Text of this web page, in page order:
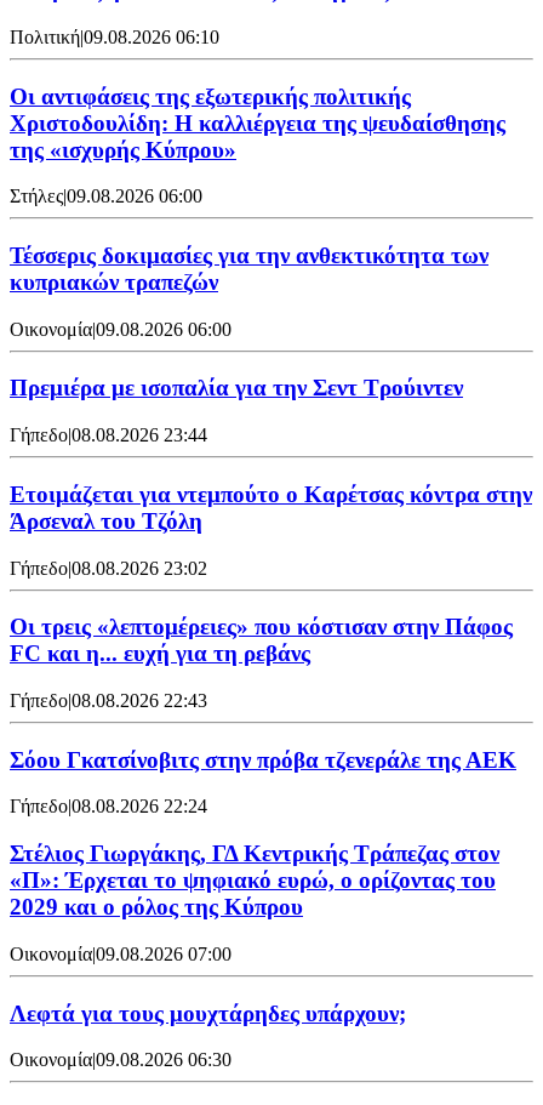
Πολιτική|09.08.2026 06:10
Οι αντιφάσεις της εξωτερικής πολιτικής
Χριστοδουλίδη: Η καλλιέργεια της ψευδαίσθησης
της «ισχυρής Κύπρου»
Στήλες|09.08.2026 06:00
Τέσσερις δοκιμασίες για την ανθεκτικότητα των
κυπριακών τραπεζών
Οικονομία|09.08.2026 06:00
Πρεμιέρα με ισοπαλία για την Σεντ Τρούιντεν
Γήπεδο|08.08.2026 23:44
Ετοιμάζεται για ντεμπούτο ο Καρέτσας κόντρα στην
Άρσεναλ του Τζόλη
Γήπεδο|08.08.2026 23:02
Οι τρεις «λεπτομέρειες» που κόστισαν στην Πάφος
FC και η... ευχή για τη ρεβάνς
Γήπεδο|08.08.2026 22:43
Σόου Γκατσίνοβιτς στην πρόβα τζενεράλε της ΑΕΚ
Γήπεδο|08.08.2026 22:24
Στέλιος Γιωργάκης, ΓΔ Κεντρικής Τράπεζας στον
«Π»: Έρχεται το ψηφιακό ευρώ, ο ορίζοντας του
2029 και ο ρόλος της Κύπρου
Οικονομία|09.08.2026 07:00
Λεφτά για τους μουχτάρηδες υπάρχουν;
Οικονομία|09.08.2026 06:30